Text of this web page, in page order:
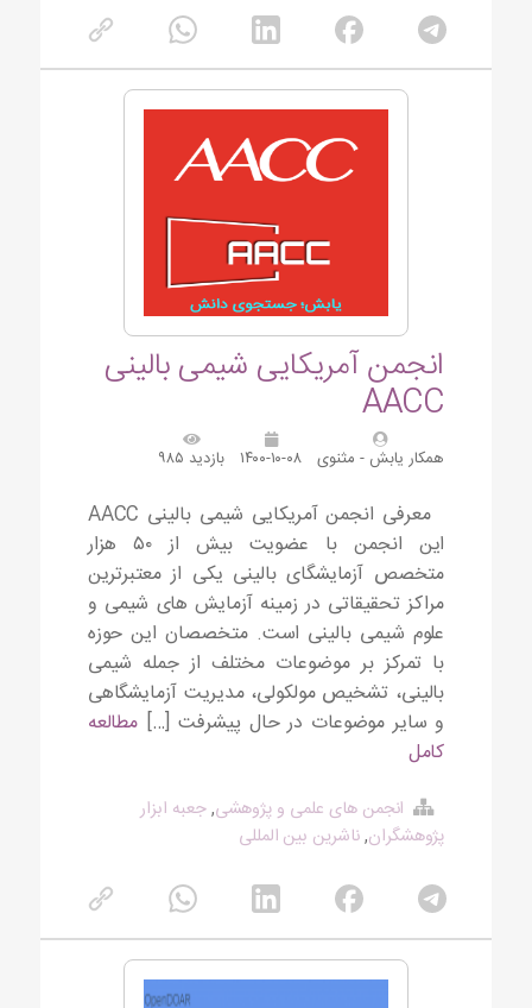
انجمن آمریکایی شیمی بالینی
AACC
همکار یابش - مثنوی ۱۴۰۰-۱۰-۰۸ بازدید ۹۸۵
معرفی انجمن آمریکایی شیمی بالینی AACC
این انجمن با عضویت بیش از ۵۰ هزار
متخصص آزمایشگای بالینی یکی از معتبرترین
مراکز تحقیقاتی در زمینه آزمایش های شیمی و
علوم شیمی بالینی است. متخصصان این حوزه
با تمرکز بر موضوعات مختلف از جمله شیمی
بالینی، تشخیص مولکولی، مدیریت آزمایشگاهی
و سایر موضوعات در حال پیشرفت […] مطالعه
کامل
انجمن های علمی و پژوهشی,جعبه ابزار
پژوهشگران,ناشرین بین المللی